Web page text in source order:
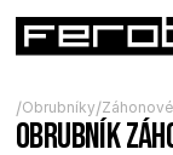
/Obrubníky/
Obrubník